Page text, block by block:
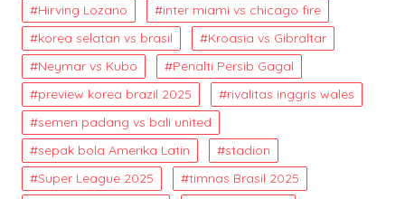
Hirving Lozano
inter miami vs chicago fire
korea selatan vs brasil
Kroasia vs Gibraltar
Neymar vs Kubo
Penalti Persib Gagal
preview korea brazil 2025
rivalitas inggris wales
semen padang vs bali united
sepak bola Amerika Latin
stadion
Super League 2025
timnas Brasil 2025